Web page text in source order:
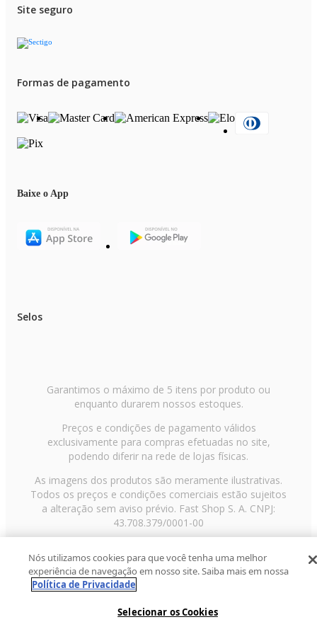
Site seguro
Formas de pagamento
Baixe o App
Selos
Garantimos o máximo de 5 itens por produto ou
enquanto durarem nossos estoques.
Preços e condições de pagamento válidos
exclusivamente para compras efetuadas no site,
podendo diferir na rede de lojas físicas.
As imagens dos produtos são meramente ilustrativas.
Todos os preços e condições comerciais estão sujeitos
a alteração sem aviso prévio. Fast Shop S. A. CNPJ:
43.708.379/0001-00
Paulo/SP, CEP 02029-001, Telefone: 11 3003-3728 ©
2013 Fast Shop - Todos os direitos reservadosRF
Nós utilizamos cookies para que você tenha uma melhor
experiência de navegação em nosso site. Saiba mais em nossa
Política de Privacidade
Selecionar os Cookies